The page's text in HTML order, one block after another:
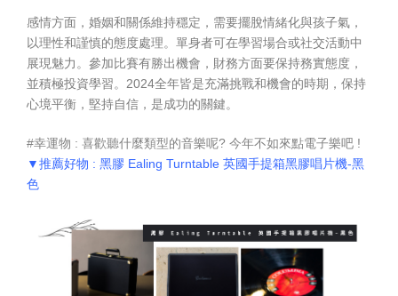
感情方面，婚姻和關係維持穩定，需要擺脫情緒化與孩子氣，
以理性和謹慎的態度處理。單身者可在學習場合或社交活動中
展現魅力。參加比賽有勝出機會，財務方面要保持務實態度，
並積極投資學習。2024全年皆是充滿挑戰和機會的時期，保持
心境平衡，堅持自信，是成功的關鍵。
#幸運物 : 喜歡聽什麼類型的音樂呢? 今年不如來點電子樂吧 !
▼推薦好物 : 黑膠 Ealing Turntable 英國手提箱黑膠唱片機-黑
色